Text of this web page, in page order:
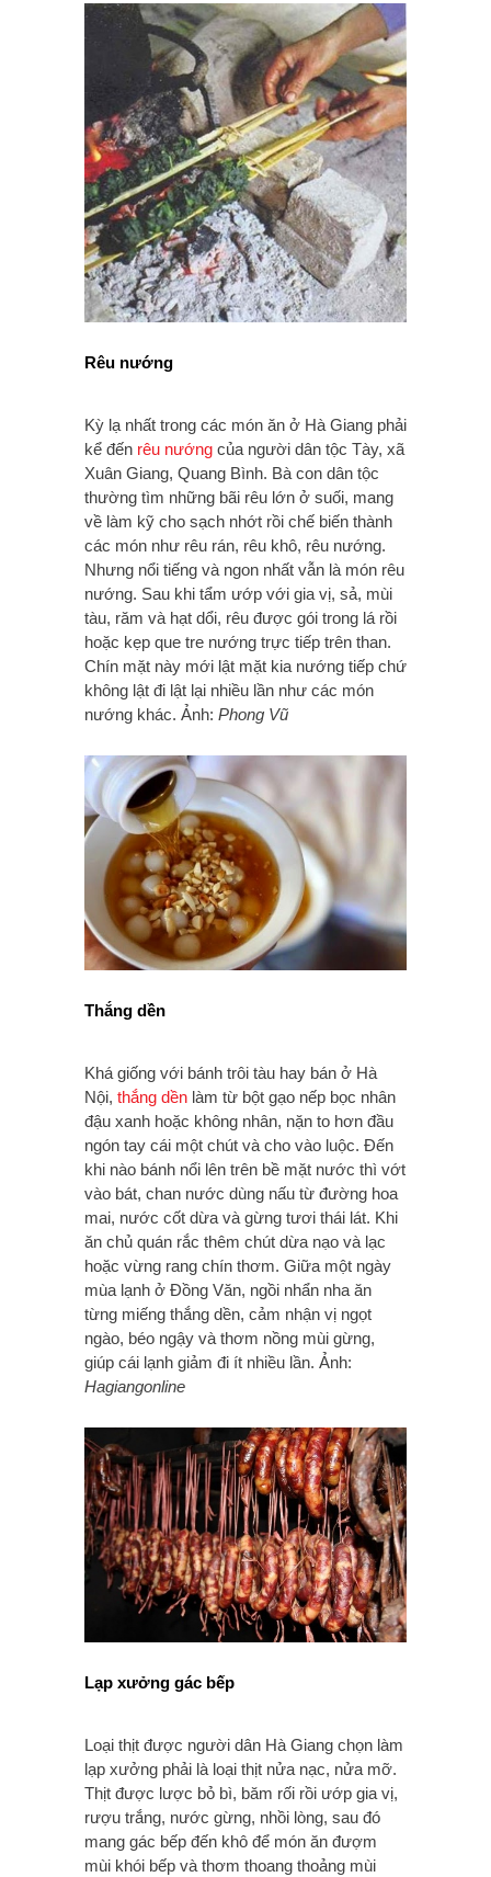
Rêu nướng
Kỳ lạ nhất trong các món ăn ở Hà Giang phải
kể đến rêu nướng của người dân tộc Tày, xã
Xuân Giang, Quang Bình. Bà con dân tộc
thường tìm những bãi rêu lớn ở suối, mang
về làm kỹ cho sạch nhớt rồi chế biến thành
các món như rêu rán, rêu khô, rêu nướng.
Nhưng nổi tiếng và ngon nhất vẫn là món rêu
nướng. Sau khi tẩm ướp với gia vị, sả, mùi
tàu, răm và hạt dổi, rêu được gói trong lá rồi
hoặc kẹp que tre nướng trực tiếp trên than.
Chín mặt này mới lật mặt kia nướng tiếp chứ
không lật đi lật lại nhiều lần như các món
nướng khác. Ảnh: Phong Vũ
Thắng dền
Khá giống với bánh trôi tàu hay bán ở Hà
Nội, thắng dền làm từ bột gạo nếp bọc nhân
đậu xanh hoặc không nhân, nặn to hơn đầu
ngón tay cái một chút và cho vào luộc. Đến
khi nào bánh nổi lên trên bề mặt nước thì vớt
vào bát, chan nước dùng nấu từ đường hoa
mai, nước cốt dừa và gừng tươi thái lát. Khi
ăn chủ quán rắc thêm chút dừa nạo và lạc
hoặc vừng rang chín thơm. Giữa một ngày
mùa lạnh ở Đồng Văn, ngồi nhẩn nha ăn
từng miếng thắng dền, cảm nhận vị ngọt
ngào, béo ngậy và thơm nồng mùi gừng,
giúp cái lạnh giảm đi ít nhiều lần. Ảnh:
Hagiangonline
Lạp xưởng gác bếp
Loại thịt được người dân Hà Giang chọn làm
lạp xưởng phải là loại thịt nửa nạc, nửa mỡ.
Thịt được lược bỏ bì, băm rối rồi ướp gia vị,
rượu trắng, nước gừng, nhồi lòng, sau đó
mang gác bếp đến khô để món ăn đượm
mùi khói bếp và thơm thoang thoảng mùi